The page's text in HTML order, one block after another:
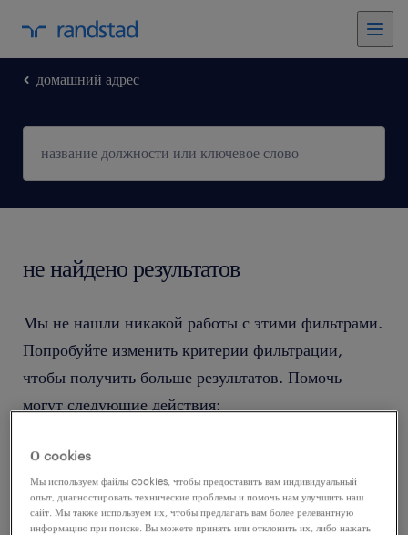
домашний адрес
не найдено результатов
Мы не нашли никакой работы с этими фильтрами.
Попробуйте изменить критерии фильтрации,
чтобы получить больше результатов. Помочь
могут следующие действия:
Попробуйте удалить некоторые из
примененных фильтров.
Вы искали работу в определенном месте?
О cookies
Мы используем файлы cookies, чтобы предоставить вам индивидуальный
опыт, диагностировать технические проблемы и помочь нам улучшить наш
сайт. Мы также используем их, чтобы предлагать вам более релевантную
информацию при поиске. Вы можете принять или отклонить их, либо нажать